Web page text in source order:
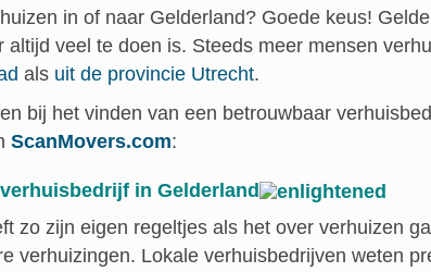
in of naar Gelderland? Goede keus!
altijd veel te doen is. Steeds meer mensen
als uit de provincie Utrecht.
bij het vinden van een betrouwbaar
ScanMovers.com:
in Gelderland
zo zijn eigen regeltjes als het over verhuizen
verhuizingen. Lokale verhuisbedrijven weten